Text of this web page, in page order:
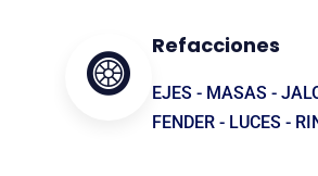
Refacciones
EJES - MASAS -
FENDER - LUCES -